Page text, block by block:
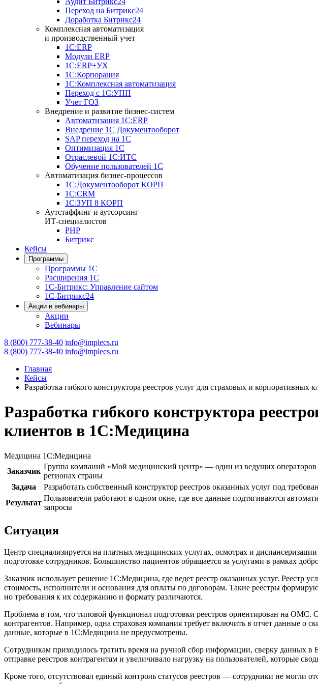
Переход на Битрикс24
Доработка Битрикс24
Комплексная автоматизация
и производственный учет
1С:ERP
Модули ERP
1C:ERP+УХ
1С:Корпорация
1С:Комплексная автоматизация
Переход с 1С:УПП
Учет ГОЗ
Внедрение и развитие бизнес-систем
Автоматизация 1С:ERP
Внедрение 1С Документооборот
SAP переход на 1С
Оптимизация 1С
Отраслевой 1С:ИТС
Обучение пользователей 1С
Автоматизация бизнес-процессов
1С:Документооборот КОРП
1С:CRM
1С:ЗУП 8 КОРП
Аутстаффинг и аутсорсинг
ИТ-специалистов
PHP
Битрикс
Кейсы
Программы
Программы 1С
Расширения 1С
1С-Битрикс: Управление сайтом
1С-Битрикс24
Акции и вебинары
Акции
Вебинары
8 (800) 777-38-40 info@implecs.ru
8 (800) 777-38-40 info@implecs.ru
Главная
Кейсы
Разработка гибкого конструктора реестров услуг для страховых и
Разработка гибкого конструктора
клиентов в 1С:Медицина
Медицина 1С:Медицина
Заказчик
Группа компаний «Мой медицинский центр» — один из ведущих
регионах страны
Задача
Разработать собственный конструктор реестров оказанных услуг под
Результат
Пользователи работают в одном окне, где все данные подтягиваются
запросы
Ситуация
Центр специализируется на платных медицинских услугах, осмотрах и
подготовке сотрудников. Большинство пациентов обращается за услугами в рамках
Заказчик использует решение 1С:Медицина, где ведет реестр оказанных услуг.
стоимость, исполнители и основания для оплаты по договорам. Такие реестры
но требования к их содержанию и формату различаются.
Проблема в том, что типовой функционал подготовки реестров ориентирован на ОМС.
контрагентов. Например, одна страховая компания требует включить в отчет данные
данные, которые в 1С:Медицина не предусмотрены.
Сотрудникам приходилось тратить время на ручной сбор информации, сверку данных
отправке реестров контрагентам и увеличивало нагрузку на пользователей, которые
Кроме того, отсутствовал единый контроль статусов реестров — сотрудники не могли